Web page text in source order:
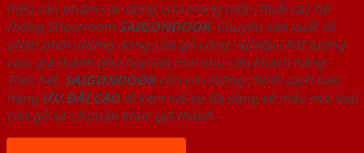
hiệu sản phẩm các dòng cửa trong một chuỗi các hệ
thống Showroom SAIGONDOOR. Chuyên sản xuất và
phân phối những dòng cửa gỗ công nghiệp chất lượng
cao, giá thành phù hợp với mọi nhu cầu khách hàng.
Trên hết, SAIGONDOORcòn có những chính sách bán
hàng ƯU ĐÃI CAOđi kèm với sự đa dạng về mẫu mã, loại
cửa gỗ và cả phân khúc giá thành.